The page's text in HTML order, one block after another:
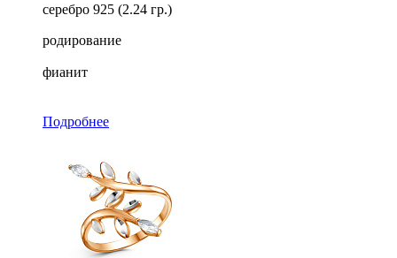
серебро 925 (2.24 гр.)
родирование
фианит
Подробнее